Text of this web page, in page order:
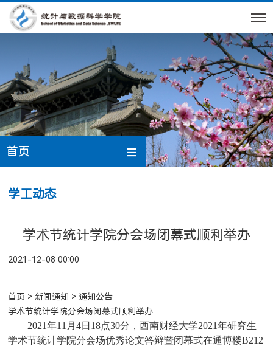
首页
学工动态
学术节统计学院分会场闭幕式顺利举办
2021-12-08 00:00
首页 >新闻通知 > 通知公告
学术节统计学院分会场闭幕式顺利举办
2021年11月4日18点30分 ，西南财经大学2021年研究生
学术节统计学院分会场优秀论文答辩暨闭幕式在通博楼B212